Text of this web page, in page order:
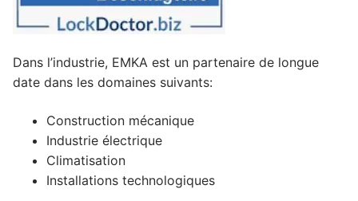
Dans l’industrie, EMKA est un partenaire de longue
date dans les domaines suivants:
Construction mécanique
Industrie électrique
Climatisation
Installations technologiques